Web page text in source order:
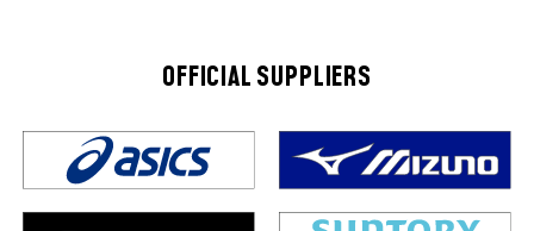
OFFICIAL SUPPLIERS